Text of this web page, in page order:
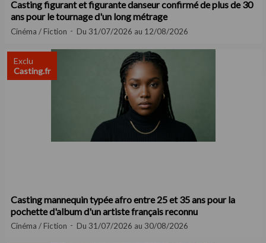
Casting figurant et figurante danseur confirmé de plus de 30
ans pour le tournage d'un long métrage
Cinéma / Fiction Du 31/07/2026 au 12/08/2026
Exclu
Casting.fr
Casting mannequin typée afro entre 25 et 35 ans pour la
pochette d'album d'un artiste français reconnu
Cinéma / Fiction Du 31/07/2026 au 30/08/2026